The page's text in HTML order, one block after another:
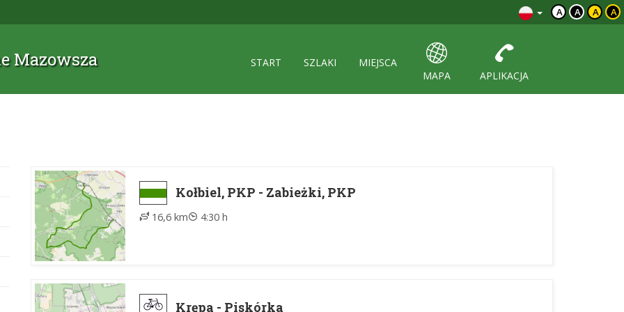
A A A A
Mazowsza START SZLAKI
MIEJSCA
MAPA
APLIKACJA
Kołbiel, PKP - Zabieżki, PKP
16,6 km 4:30 h
Krępa - Piskórka